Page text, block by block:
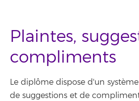
Plaintes,
compliments
Le diplôme dispose d'un
de suggestions et de